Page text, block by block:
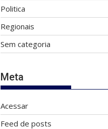
Politica
Regionais
Sem categoria
Meta
Acessar
Feed de posts